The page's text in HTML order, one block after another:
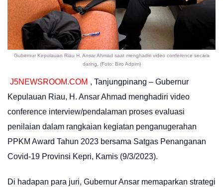
Gubernur Kepulauan Riau H. Ansar Ahmad saat menghadiri video conference secara
daring. (Foto: Biro Adpim)
J5NEWSROOM.COM , Tanjungpinang – Gubernur
Kepulauan Riau, H. Ansar Ahmad menghadiri video
conference interview/pendalaman proses evaluasi
penilaian dalam rangkaian kegiatan penganugerahan
PPKM Award Tahun 2023 bersama Satgas Penanganan
Covid-19 Provinsi Kepri, Kamis (9/3/2023).
Di hadapan para juri, Gubernur Ansar memaparkan strategi